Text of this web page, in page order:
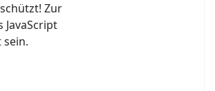
Zur
JavaScript
sein.